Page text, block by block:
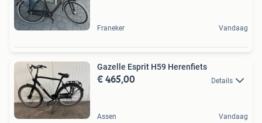
Franeker Vandaag
Gazelle Esprit H59 Herenfiets
€ 465,00 Details
Assen Vandaag